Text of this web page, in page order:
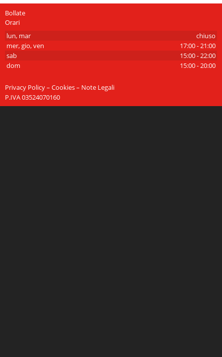
Bollate
Orari
lun, mar
chiuso
mer, gio, ven
17:00 - 21:00
sab
15:00 - 22:00
dom
15:00 - 20:00
Privacy Policy – Cookies – Note Legali
P.IVA 03524070160